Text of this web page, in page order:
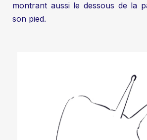
montrant aussi le dessous de la
son pied.